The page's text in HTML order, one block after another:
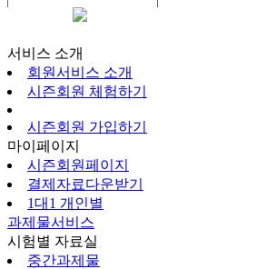
서비스 소개
회원서비스 소개
시즌회원 체험하기
시즌회원 가입하기
마이페이지
시즌회원페이지
결제자료다운받기
1대1 개인별
과제물서비스
시험별 자료실
중간과제물